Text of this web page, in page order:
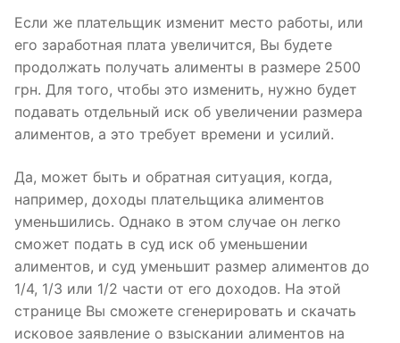
Если же плательщик изменит место работы, или
его заработная плата увеличится, Вы будете
продолжать получать алименты в размере 2500
грн. Для того, чтобы это изменить, нужно будет
подавать отдельный иск об увеличении размера
алиментов, а это требует времени и усилий.
Да, может быть и обратная ситуация, когда,
например, доходы плательщика алиментов
уменьшились. Однако в этом случае он легко
сможет подать в суд иск об уменьшении
алиментов, и суд уменьшит размер алиментов до
1/4, 1/3 или 1/2 части от его доходов. На этой
странице Вы сможете сгенерировать и скачать
исковое заявление о взыскании алиментов на